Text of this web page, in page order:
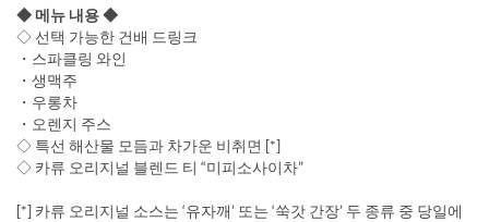
◆ 메뉴 내용 ◆
◇ 선택 가능한 건배 드링크
・스파클링 와인
・생맥주
・우롱차
・오렌지 주스
◇ 특선 해산물 모듬과 차가운 비취면 [*]
◇ 카류 오리지널 블렌드 티 “미피소사이차”
[*] 카류 오리지널 소스는 ‘유자깨’ 또는 ‘쑥갓 간장’ 두 종류 중 당일에